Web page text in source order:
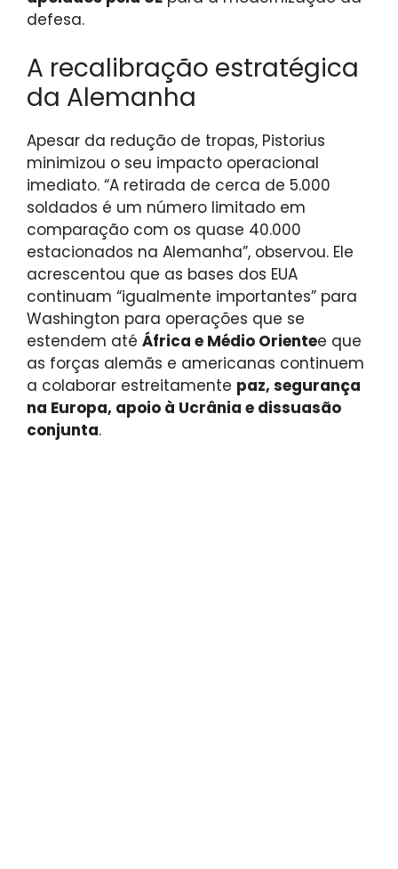
defesa.
A recalibração estratégica
da Alemanha
Apesar da redução de tropas, Pistorius
minimizou o seu impacto operacional
imediato. “A retirada de cerca de 5.000
soldados é um número limitado em
comparação com os quase 40.000
estacionados na Alemanha”, observou. Ele
acrescentou que as bases dos EUA
continuam “igualmente importantes” para
Washington para operações que se
estendem até África e Médio Orientee que
as forças alemãs e americanas continuem
a colaborar estreitamente paz, segurança
na Europa, apoio à Ucrânia e dissuasão
conjunta.